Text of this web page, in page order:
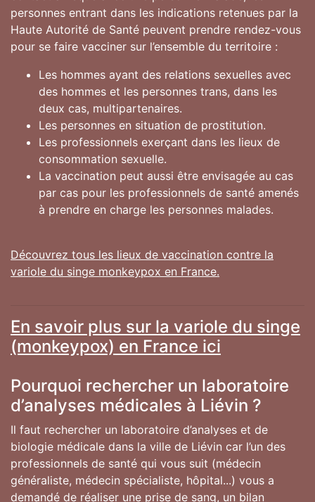
personnes entrant dans les indications retenues par la
Haute Autorité de Santé peuvent prendre rendez-vous
pour se faire vacciner sur l’ensemble du territoire :
Les hommes ayant des relations sexuelles avec
des hommes et les personnes trans, dans les
deux cas, multipartenaires.
Les personnes en situation de prostitution.
Les professionnels exerçant dans les lieux de
consommation sexuelle.
La vaccination peut aussi être envisagée au cas
par cas pour les professionnels de santé amenés
à prendre en charge les personnes malades.
Découvrez tous les lieux de vaccination contre la
variole du singe monkeypox en France.
En savoir plus sur la variole du singe
(monkeypox) en France ici
Pourquoi rechercher un laboratoire
d’analyses médicales à Liévin ?
Il faut rechercher un laboratoire d’analyses et de
biologie médicale dans la ville de Liévin car l’un des
professionnels de santé qui vous suit (médecin
généraliste, médecin spécialiste, hôpital...) vous a
demandé de réaliser une prise de sang, un bilan